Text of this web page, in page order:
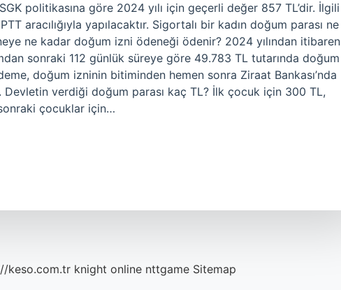
politikasına göre 2024 yılı için geçerli değer 857 TL’dir. İlgili
aracılığıyla yapılacaktır. Sigortalı bir kadın doğum parası ne
ne kadar doğum izni ödeneği ödenir? 2024 yılından itibaren
sonraki 112 günlük süreye göre 49.783 TL tutarında doğum
doğum izninin bitiminden hemen sonra Ziraat Bankası’nda
Devletin verdiği doğum parası kaç TL? İlk çocuk için 300 TL,
çocuklar için…
keso.com.tr knight online nttgame Sitemap